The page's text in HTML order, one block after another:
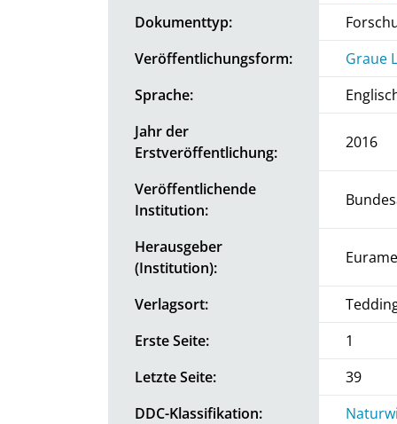
Dokumenttyp:
Veröffentlichungsform:
Graue
Sprache:
Jahr der
Erstveröffentlichung:
2016
Veröffentlichende
Institution:
Herausgeber
(Institution):
Verlagsort:
Erste Seite:
1
Letzte Seite:
39
DDC-Klassifikation: